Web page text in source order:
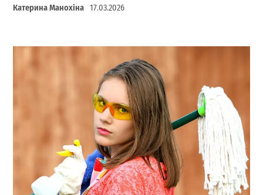
Катерина Манохіна 17.03.2026